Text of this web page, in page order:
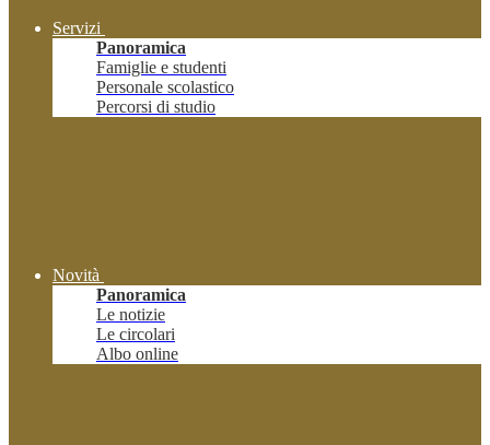
Servizi
Panoramica
Famiglie e studenti
Personale scolastico
Percorsi di studio
Novità
Panoramica
Le notizie
Le circolari
Albo online